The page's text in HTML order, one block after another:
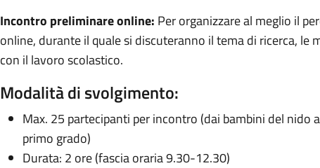
Incontro preliminare online: Per organizzare al meglio il
online, durante il quale si discuteranno il tema di ricerca, le
con il lavoro scolastico.
Modalità di svolgimento:
Max. 25 partecipanti per incontro (dai bambini del nido
primo grado)
Durata: 2 ore (fascia oraria 9.30-12.30)